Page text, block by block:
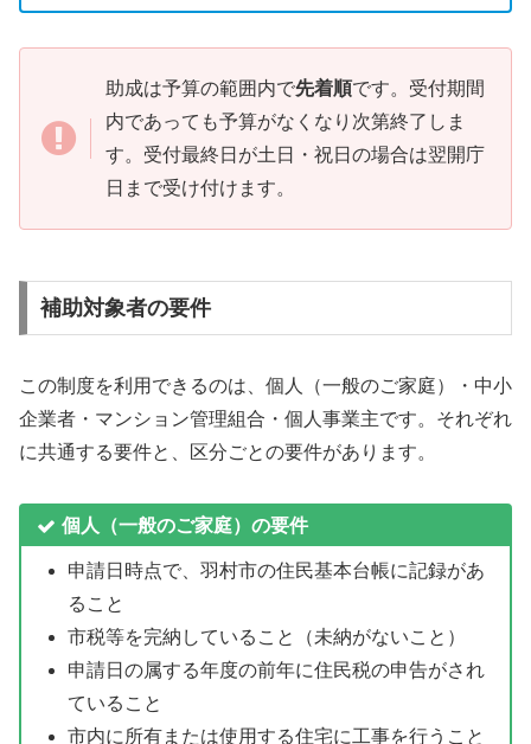
助成は予算の範囲内で先着順です。受付期間
内であっても予算がなくなり次第終了しま
す。受付最終日が土日・祝日の場合は翌開庁
日まで受け付けます。
補助対象者の要件
この制度を利用できるのは、個人（一般のご家庭）・中小
企業者・マンション管理組合・個人事業主です。それぞれ
に共通する要件と、区分ごとの要件があります。
個人（一般のご家庭）の要件
申請日時点で、羽村市の住民基本台帳に記録があ
ること
市税等を完納していること（未納がないこと）
申請日の属する年度の前年に住民税の申告がされ
ていること
市内に所有または使用する住宅に工事を行うこと